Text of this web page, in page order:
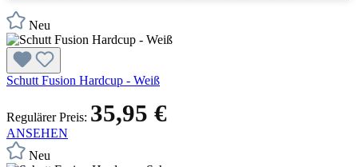
Neu
Schutt Fusion Hardcup - Weiß
Regulärer Preis: 35,95 €
ANSEHEN
Neu